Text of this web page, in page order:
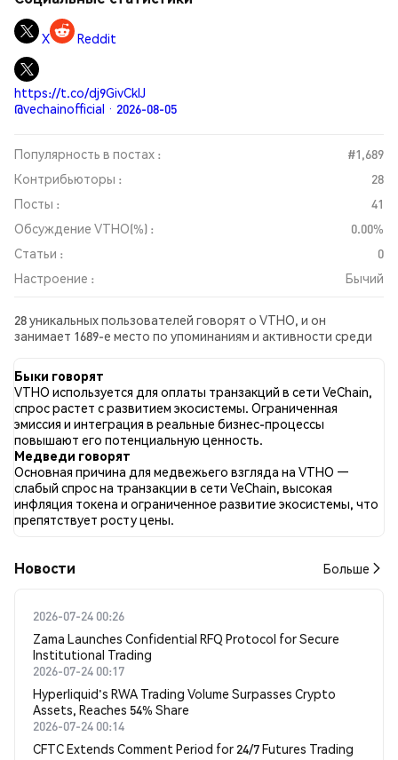
X Reddit
https://t.co/dj9GivCklJ
@vechainofficial · 2026-08-05
Популярность в постах :
#1,689
Контрибьюторы :
28
Посты :
41
Обсуждение VTHO(%) :
0.00%
Статьи :
0
Настроение :
Бычий
28 уникальных пользователей говорят о VTHO, и он
занимает 1689-е место по упоминаниям и активности среди
отношении VTHO во всех социальных сетях было Бычий.
Всего было опубликовано 0 новостных статей о VTHO. В
Twitter 57.14% твитов имели бычий настрой по сравнению с
5.71% твитов с медвежьим настроем по VTHO. 37.14% твитов
были нейтральными по отношению к VTHO. Эти данные
основаны на 35 твитах.
Быки говорят
VTHO используется для оплаты транзакций в сети VeChain,
спрос растет с развитием экосистемы. Ограниченная
эмиссия и интеграция в реальные бизнес-процессы
повышают его потенциальную ценность.
Медведи говорят
Основная причина для медвежьего взгляда на VTHO —
слабый спрос на транзакции в сети VeChain, высокая
инфляция токена и ограниченное развитие экосистемы, что
препятствует росту цены.
Новости Больше
2026-07-24 00:26
Zama Launches Confidential RFQ Protocol for Secure
Institutional Trading
2026-07-24 00:17
Hyperliquid's RWA Trading Volume Surpasses Crypto
Assets, Reaches 54% Share
2026-07-24 00:14
CFTC Extends Comment Period for 24/7 Futures Trading